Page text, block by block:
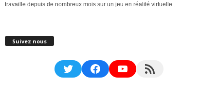
travaille depuis de nombreux mois sur un jeu en réalité virtuelle...
Suivez nous
TwitterFacebookYouTubeRSS Feed